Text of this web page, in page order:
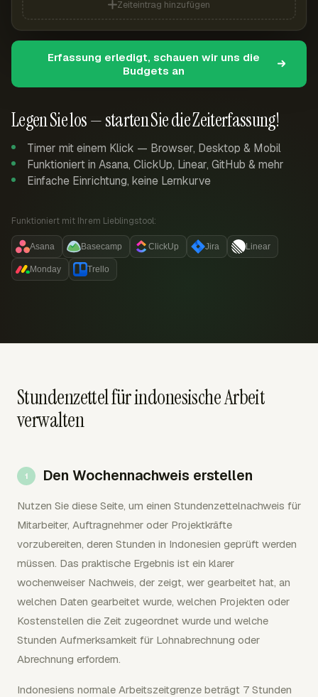
Legen Sie los — starten Sie die Zeiterfassung!
Timer mit einem Klick — Browser, Desktop & Mobil
Funktioniert in Asana, ClickUp, Linear, GitHub & mehr
Einfache Einrichtung, keine Lernkurve
Funktioniert mit Ihrem Lieblingstool:
Asana Basecamp ClickUp Jira Linear
Monday Trello
Zeiteintrag hinzufügen
Erfassung erledigt, schauen wir uns die
Budgets an
Stundenzettel für indonesische Arbeit
verwalten
Den Wochennachweis erstellen
Nutzen Sie diese Seite, um einen Stundenzettelnachweis für
Mitarbeiter, Auftragnehmer oder Projektkräfte
vorzubereiten, deren Stunden in Indonesien geprüft werden
müssen. Das praktische Ergebnis ist ein klarer
wochenweiser Nachweis, der zeigt, wer gearbeitet hat, an
welchen Daten gearbeitet wurde, welchen Projekten oder
Kostenstellen die Zeit zugeordnet wurde und welche
Stunden Aufmerksamkeit für Lohnabrechnung oder
Abrechnung erfordern.
Indonesiens normale Arbeitszeitgrenze beträgt 7 Stunden